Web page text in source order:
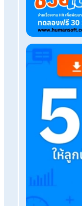
Tags:
กฎหมายความปลอด
เรื่องที่คุณ